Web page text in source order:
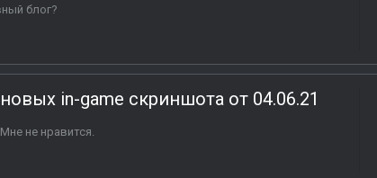
блог?
новых in-game скриншота от 04.06.21
не нравится.